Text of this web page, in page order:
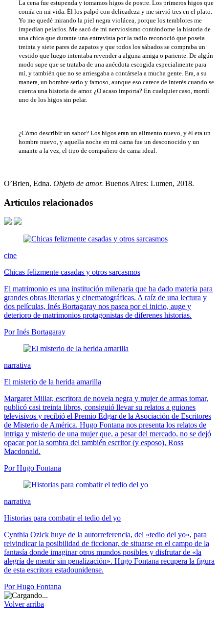
La cena fue estupenda y tomamos higos de postre. Los primeros higos que
comía en mi vida. Él los palpó con delicadeza y me sirvió tres en el plato.
Yo me quedé mirando la piel negra violácea, porque los temblores me
impedían pelarlos. Me sacó de mi nerviosismo contándome la historia de
una chica que durante una entrevista por la radio reconoció que poseía
treinta y siete pares de zapatos y que todos los sábados se compraba un
vestido que luego intentaba revender a alguna amiga o pariente. De algún
modo supe que se trataba de una anécdota escogida especialmente para
mí, y también que no se arriesgaba a contársela a mucha gente. Era, a su
manera, un hombre serio y famoso, aunque eso carece de interés cuando se
cuenta una historia de amor. ¿O acaso importa? En cualquier caso, mordí
uno de los higos sin pelar.
¿Cómo describir un sabor? Los higos eran un alimento nuevo, y él era un
hombre nuevo, y aquella noche en mi cama fue un desconocido y un
amante a la vez, el tipo de compañero de cama ideal.
O’Brien, Edna. Objeto de amor. Buenos Aires: Lumen, 2018.
Artículos relacionados
cine
Chicas felizmente casadas y otros sarcasmos
El matrimonio es una institución milenaria que ha dado materia para
grandes obras literarias y cinematográficas. A raíz de una lectura y
dos películas, Inés Bortagaray nos pasea por el inicio, auge y
deterioro de matrimonios protagonistas de diferenes historias.
Por Inés Bortagaray
narrativa
El misterio de la herida amarilla
Margaret Millar, escritora de novela negra y mujer de armas tomar,
publicó casi treinta libros, consiguió llevar su relatos a guiones
televisivos y recibió el Premio Edgar de la Asociación de Escritores
de Misterio de América. Hugo Fontana nos presenta los relatos de
intriga y misterio de una mujer que, a pesar del mercado, no se dejó
opacar por la sombra del también escritor (y esposo), Ross
Macdonald.
Por Hugo Fontana
narrativa
Historias para combatir el tedio del yo
Cynthia Ozick huye de la autorreferencia, del «tedio del yo», para
reivindicar la posibilidad de ficcionar, de situarse en el campo de la
fantasía donde imaginar otros mundos posibles y disfrutar de «la
alegría de mentir sin penalización». Hugo Fontana recupera la figura
de esta escritora estadounidense.
Por Hugo Fontana
Volver arriba